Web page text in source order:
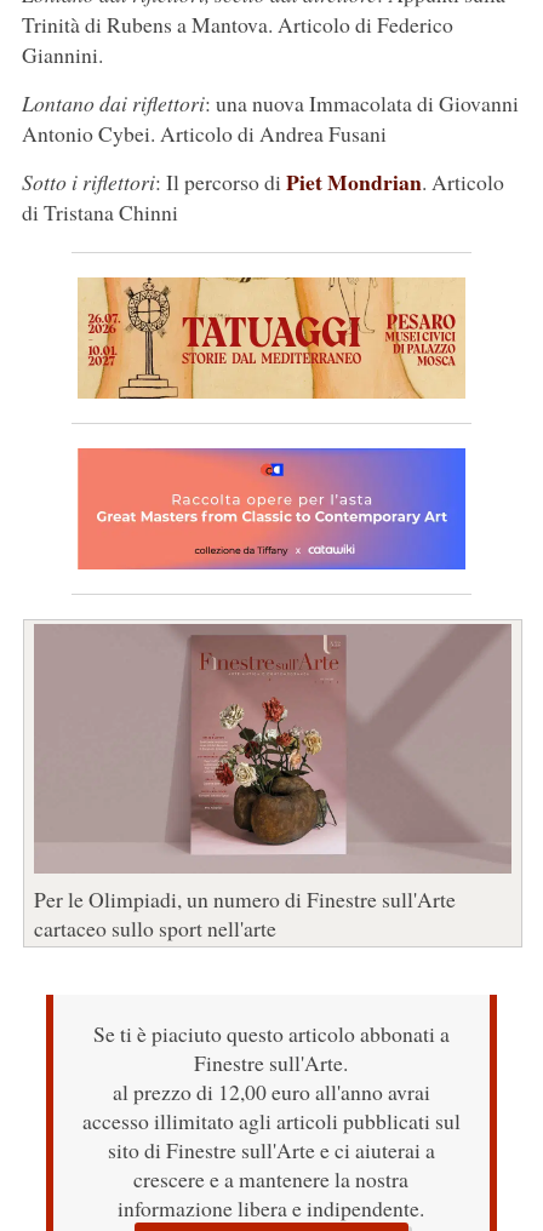
Trinità di Rubens a Mantova. Articolo di Federico
Giannini.
Lontano dai riflettori: una nuova Immacolata di Giovanni
Antonio Cybei. Articolo di Andrea Fusani
Sotto i riflettori: Il percorso di Piet Mondrian. Articolo
di Tristana Chinni
Per le Olimpiadi, un numero di Finestre sull'Arte
cartaceo sullo sport nell'arte
Se ti è piaciuto questo articolo abbonati a
Finestre sull'Arte.
al prezzo di 12,00 euro all'anno avrai
accesso illimitato agli articoli pubblicati sul
sito di Finestre sull'Arte e ci aiuterai a
crescere e a mantenere la nostra
informazione libera e indipendente.